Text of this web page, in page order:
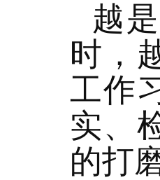
越
时，
工作
实、
的打